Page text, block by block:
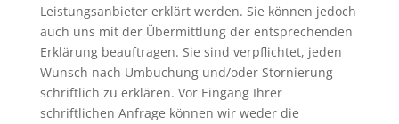
Leistungsanbieter erklärt werden. Sie können jedoch
auch uns mit der Übermittlung der entsprechenden
Erklärung beauftragen. Sie sind verpflichtet, jeden
Wunsch nach Umbuchung und/oder Stornierung
schriftlich zu erklären. Vor Eingang Ihrer
schriftlichen Anfrage können wir weder die